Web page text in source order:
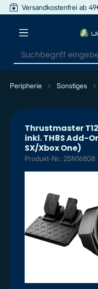
springen
Versandkostenfrei ab
Peripherie Sonstiges
Thrustmaster
inkl. TH8S Add-
SX/Xbox One)
Produkt-Nr.: 25N16808